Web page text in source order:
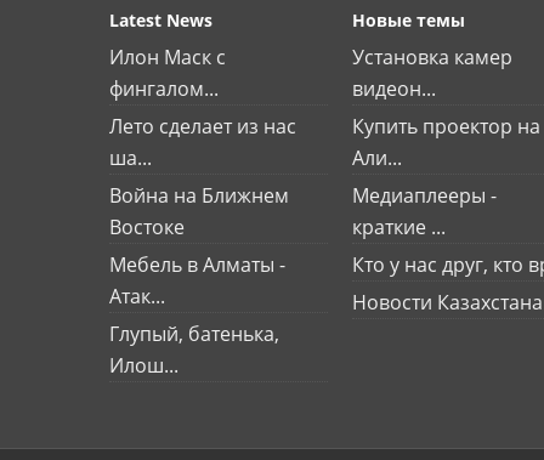
Latest News
Илон Маск с
фингалом...
Лето сделает из нас
ша...
Война на Ближнем
Востоке
Мебель в Алматы -
Атак...
Глупый, батенька,
Илош...
Новые темы
Установка камер
видеон...
Купить проектор на
Али...
Медиаплееры -
краткие ...
Кто у нас друг, кто
Новости Казахстана